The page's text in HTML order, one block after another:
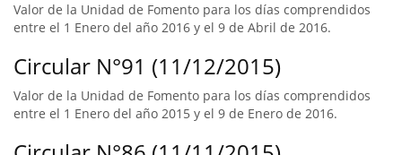
Valor de la Unidad de Fomento para los días comprendidos
entre el 1 Enero del año 2016 y el 9 de Abril de 2016.
Circular N°91 (11/12/2015)
Valor de la Unidad de Fomento para los días comprendidos
entre el 1 Enero del año 2015 y el 9 de Enero de 2016.